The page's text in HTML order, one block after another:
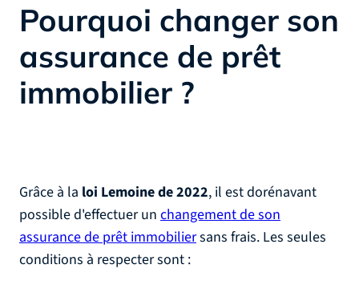
Pourquoi changer son
assurance de prêt
immobilier ?
Grâce à la loi Lemoine de 2022, il est dorénavant
possible d'effectuer un changement de son
assurance de prêt immobiliersans frais. Les seules
conditions à respecter sont :